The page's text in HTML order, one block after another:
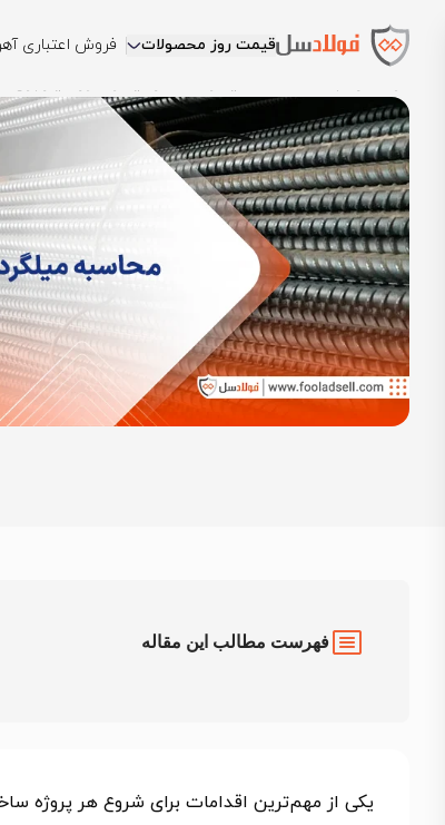
قیمت روز محصولات فروش اعتباری
فهرست مطالب این مقاله
یکی از مهم‌ترین اقدامات برای شروع هر پروژه